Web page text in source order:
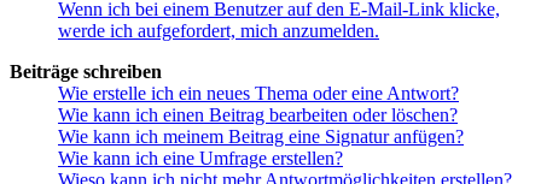
Wenn ich bei einem Benutzer auf den E-Mail-Link klicke,
werde ich aufgefordert, mich anzumelden.
Beiträge schreiben
Wie erstelle ich ein neues Thema oder eine Antwort?
Wie kann ich einen Beitrag bearbeiten oder löschen?
Wie kann ich meinem Beitrag eine Signatur anfügen?
Wie kann ich eine Umfrage erstellen?
Wieso kann ich nicht mehr Antwortmöglichkeiten erstellen?